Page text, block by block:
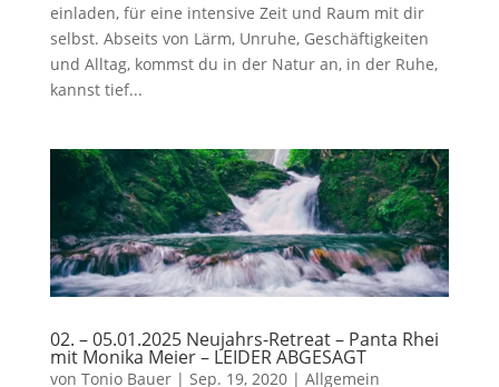
einladen, für eine intensive Zeit und Raum mit dir
selbst. Abseits von Lärm, Unruhe, Geschäftigkeiten
und Alltag, kommst du in der Natur an, in der Ruhe,
kannst tief...
02. – 05.01.2025 Neujahrs-Retreat – Panta Rhei
mit Monika Meier – LEIDER ABGESAGT
von Tonio Bauer| Sep. 19, 2020| Allgemein